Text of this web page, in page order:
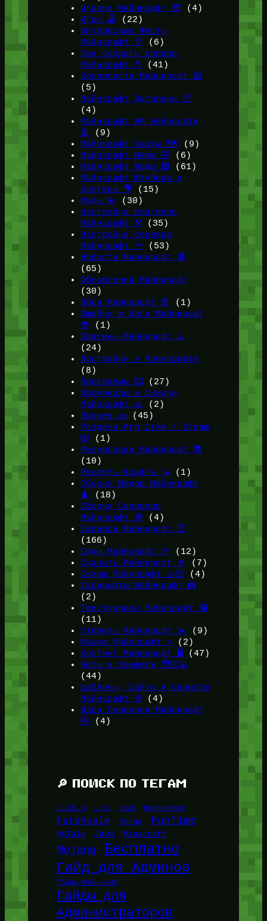
Игроки Майнкрафт 😎 (4)
Игры 🕹️ (22)
Интересные Факты
Майнкрафт 💡(6)
Как создать сервер
Майнкрафт ⛏️ (41)
Крипипаста Майнкрафт 😱
(5)
Майнкрафт Датапаки 📦
(4)
Майнкрафт ИИ Нейросети
🤖
(9)
Майнкрафт Карты 🗺️ (9)
Майнкрафт Мемы 🤣 (6)
Майнкрафт Моды 🟩
(61)
Майнкрафт Ютуберы и
Блогеры 🎥
(15)
Моды 💫
(30)
Настройка плагинов
Майнкрафт ⚒️(35)
Настройка сервера
Майнкрафт 🔦 (53)
Новости Майнкрафт 🔴
(65)
Обновления Майнкрафт
(30)
Обои Майнкрафт 📔
(1)
Ошибки и Баги Майнкрафт
🐞(1)
Плагины Майнкрафт ♨️
(24)
Постройки в Майнкрафте
(8)
Программы ⌨️ (27)
Промокоды и Скидки
Майнкрафт 🎫
(2)
Прочее 🧱 (45)
Раздачи Игр Стим / Steam
🎲 (1)
Ресурспаки Майнкрафт 📚
(10)
Рецепты Крафта 🪚 (1)
Сборки Модов Майнкрафт
🧳
(18)
Сборки Серверов
Майнкрафт 🎁 (4)
Сервера Майнкрафт 🛜
(166)
Сиды Майнкрафт 🌱
(12)
Скачать Майнкрафт 🔽
(7)
Скины Майнкрафт 🤹🏻
(4)
Скриншоты Майнкрафт 📸
(2)
Текстурпаки Майнкрафт 🖼️
(11)
Утилиты Майнкрафт ✂️ (9)
Фишки Майнкрафт ⭐(2)
Хостинг Майнкрафт 🖥️ (47)
Читы и Конфиги 🧑🏻‍💻
(44)
Шаблоны, Сайты и Скрипты
Майнкрафт ⚙️ (4)
Ядра Серверов Майнкрафт
🚰(4)
🔎 ПОИСК ПО ТЕГАМ
1.16.5 1.21 2026 BungeeHost
FateRealm Forge FunTime
HyTale Java Minecraft
Mojang Бесплатно
Гайд для Админов
Гайды Майнкрафт
Гайды для
Администраторов